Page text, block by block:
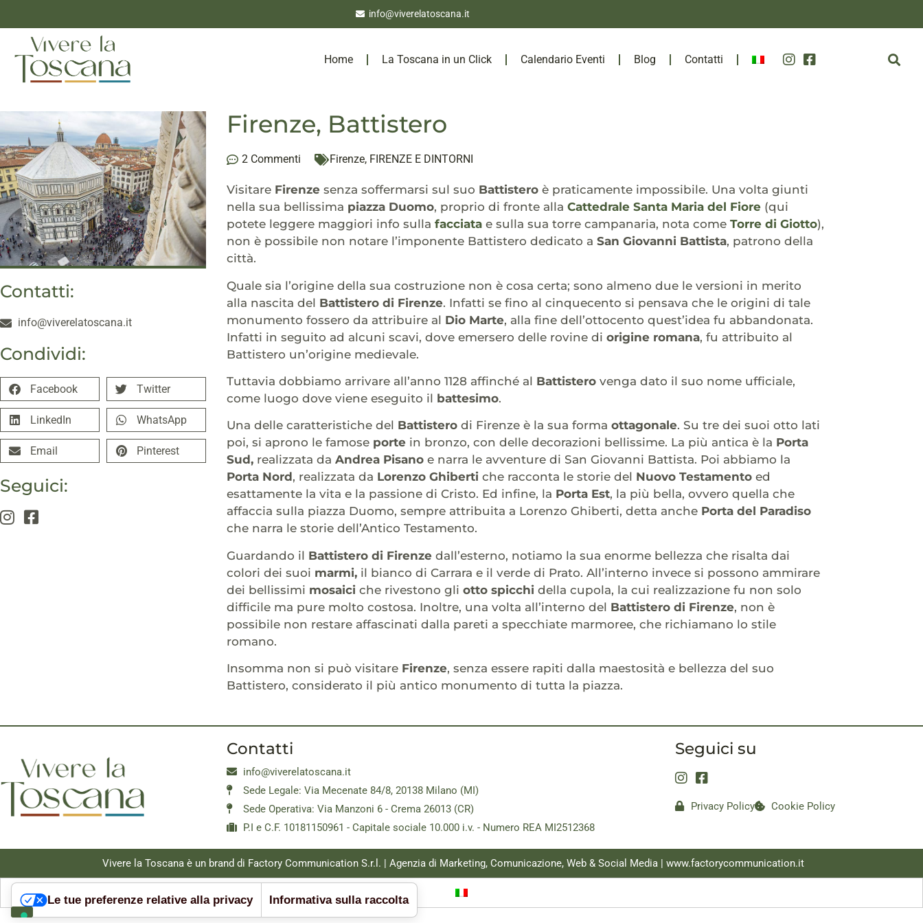
info@viverelatoscana.it
Home La Toscana in un Click Calendario Eventi Blog Contatti
Contatti:
info@viverelatoscana.it
Condividi:
Facebook Twitter
LinkedIn WhatsApp
Email Pinterest
Seguici:
Firenze, Battistero
2 Commenti Firenze, FIRENZE E DINTORNI
Visitare Firenze senza soffermarsi sul suo Battistero è praticamente impossibile. Una volta giunti
nella sua bellissima piazza Duomo, proprio di fronte alla Cattedrale Santa Maria del Fiore (qui
potete leggere maggiori info sulla facciata e sulla sua torre campanaria, nota come Torre di Giotto),
non è possibile non notare l’imponente Battistero dedicato a San Giovanni Battista, patrono della
città.
Quale sia l’origine della sua costruzione non è cosa certa; sono almeno due le versioni in merito
alla nascita del Battistero di Firenze. Infatti se fino al cinquecento si pensava che le origini di tale
monumento fossero da attribuire al Dio Marte, alla fine dell’ottocento quest’idea fu abbandonata.
Infatti in seguito ad alcuni scavi, dove emersero delle rovine di origine romana, fu attribuito al
Battistero un’origine medievale.
Tuttavia dobbiamo arrivare all’anno 1128 affinché al Battistero venga dato il suo nome ufficiale,
come luogo dove viene eseguito il battesimo.
Una delle caratteristiche del Battistero di Firenze è la sua forma ottagonale. Su tre dei suoi otto lati
poi, si aprono le famose porte in bronzo, con delle decorazioni bellissime. La più antica è la Porta
Sud, realizzata da Andrea Pisano e narra le avventure di San Giovanni Battista. Poi abbiamo la
Porta Nord, realizzata da Lorenzo Ghiberti che racconta le storie del Nuovo Testamento ed
esattamente la vita e la passione di Cristo. Ed infine, la Porta Est, la più bella, ovvero quella che
affaccia sulla piazza Duomo, sempre attribuita a Lorenzo Ghiberti, detta anche Porta del Paradiso
che narra le storie dell’Antico Testamento.
Guardando il Battistero di Firenze dall’esterno, notiamo la sua enorme bellezza che risalta dai
colori dei suoi marmi, il bianco di Carrara e il verde di Prato. All’interno invece si possono ammirare
dei bellissimi mosaici che rivestono gli otto spicchi della cupola, la cui realizzazione fu non solo
difficile ma pure molto costosa. Inoltre, una volta all’interno del Battistero di Firenze, non è
possibile non restare affascinati dalla pareti a specchiate marmoree, che richiamano lo stile
romano.
Insomma non si può visitare Firenze, senza essere rapiti dalla maestosità e bellezza del suo
Battistero, considerato il più antico monumento di tutta la piazza.
Contatti
info@viverelatoscana.it
Sede Legale: Via Mecenate 84/8, 20138 Milano (MI)
Sede Operativa: Via Manzoni 6 - Crema 26013 (CR)
P.I e C.F. 10181150961 - Capitale sociale 10.000 i.v. - Numero REA MI2512368
Seguici su
Privacy Policy Cookie Policy
Vivere la Toscana è un brand di Factory Communication S.r.l. | Agenzia di Marketing, Comunicazione, Web & Social Media | www.factorycommunication.it
Le tue preferenze relative alla privacy Informativa sulla raccolta